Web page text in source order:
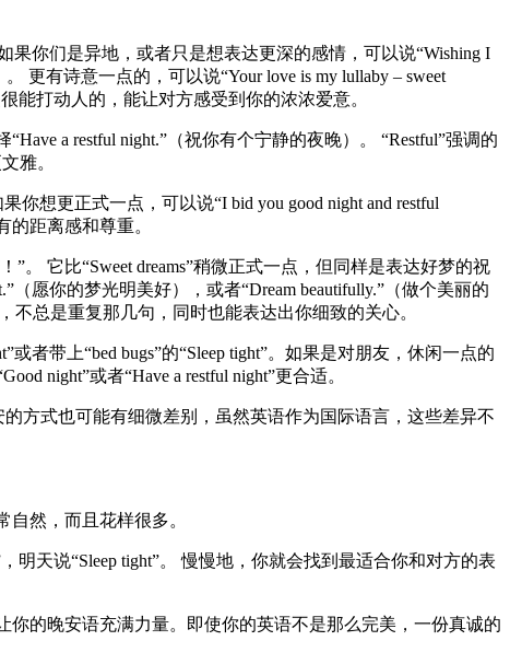
果你们是异地，或者只是想表达更深的感情，可以说“Wishing I
更有诗意一点的，可以说“Your love is my lullaby – sweet
能打动人的，能让对方感受到你的浓浓爱意。
a restful night.”（祝你有个宁静的夜晚）。 “Restful”强调的
雅。
你想更正式一点，可以说“I bid you good night and restful
的距离感和尊重。
”。 它比“Sweet dreams”稍微正式一点，但同样是表达好梦的祝
（愿你的梦光明美好），或者“Dream beautifully.”（做个美丽的
不总是重复那几句，同时也能表达出你细致的关心。
者带上“bed bugs”的“Sleep tight”。如果是对朋友，休闲一点的
night”或者“Have a restful night”更合适。
方式也可能有细微差别，虽然英语作为国际语言，这些差异不
然，而且花样很多。
明天说“Sleep tight”。 慢慢地，你就会找到最适合你和对方的表
的晚安语充满力量。即使你的英语不是那么完美，一份真诚的